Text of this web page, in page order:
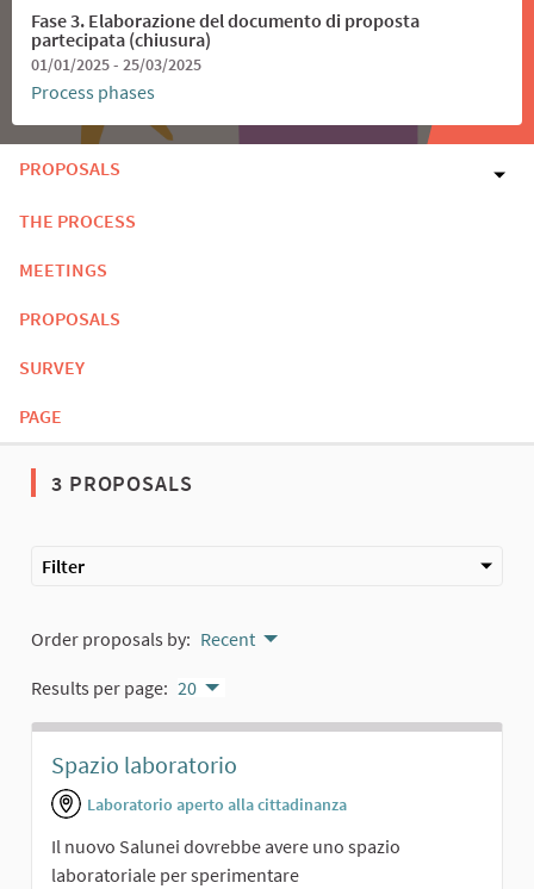
Fase 3. Elaborazione del documento di proposta
partecipata (chiusura)
01/01/2025 - 25/03/2025
Process phases
PROPOSALS
THE PROCESS
MEETINGS
PROPOSALS
SURVEY
PAGE
3 PROPOSALS
Filter
Order proposals by: Recent
Results per page: 20
Spazio laboratorio
Laboratorio aperto alla cittadinanza
Il nuovo Salunei dovrebbe avere uno spazio
laboratoriale per sperimentare